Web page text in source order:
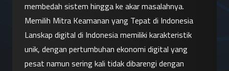
membedah sistem hingga ke akar masalahnya.
Memilih Mitra Keamanan yang Tepat di Indonesia
Lanskap digital di Indonesia memiliki karakteristik
unik, dengan pertumbuhan ekonomi digital yang
pesat namun sering kali tidak dibarengi dengan